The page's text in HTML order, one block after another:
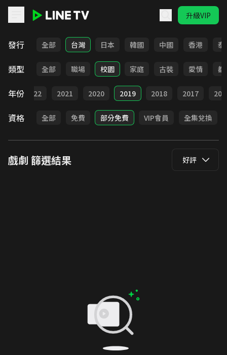
升級VIP
發行 全部 台灣 日本 韓國 中國 香港 泰
類型 全部 職場 校園 家庭 古裝 愛情 都
年份 2022 2021 2020 2019 2018 2017
資格 全部 免費 部分免費 VIP會員 全集兌換
戲劇 篩選結果 好評